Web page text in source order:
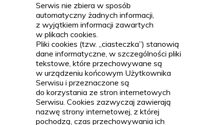
Serwis nie zbiera w sposób
automatyczny żadnych informacji,
z wyjątkiem informacji zawartych
w plikach cookies.
Pliki cookies (tzw. „ciasteczka”) stanowią
dane informatyczne, w szczególności pliki
tekstowe, które przechowywane są
w urządzeniu końcowym Użytkownika
Serwisu i przeznaczone są
do korzystania ze stron internetowych
Serwisu. Cookies zazwyczaj zawierają
nazwę strony internetowej, z której
pochodzą, czas przechowywania ich